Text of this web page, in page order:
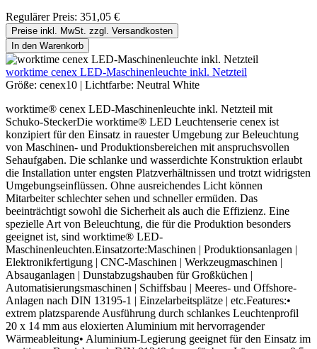
Regulärer Preis: 351,05 €
Preise inkl. MwSt. zzgl. Versandkosten
In den Warenkorb
worktime cenex LED-Maschinenleuchte inkl. Netzteil
Größe: cenex10 | Lichtfarbe: Neutral White
worktime® cenex LED-Maschinenleuchte inkl. Netzteil mit
Schuko-SteckerDie worktime® LED Leuchtenserie cenex ist
konzipiert für den Einsatz in rauester Umgebung zur Beleuchtung
von Maschinen- und Produktionsbereichen mit anspruchsvollen
Sehaufgaben. Die schlanke und wasserdichte Konstruktion erlaubt
die Installation unter engsten Platzverhältnissen und trotzt widrigsten
Umgebungseinflüssen. Ohne ausreichendes Licht können
Mitarbeiter schlechter sehen und schneller ermüden. Das
beeinträchtigt sowohl die Sicherheit als auch die Effizienz. Eine
spezielle Art von Beleuchtung, die für die Produktion besonders
geeignet ist, sind worktime® LED-
Maschinenleuchten.Einsatzorte:Maschinen | Produktionsanlagen |
Elektronikfertigung | CNC-Maschinen | Werkzeugmaschinen |
Absauganlagen | Dunstabzugshauben für Großküchen |
Automatisierungsmaschinen | Schiffsbau | Meeres- und Offshore-
Anlagen nach DIN 13195-1 | Einzelarbeitsplätze | etc.Features:•
extrem platzsparende Ausführung durch schlankes Leuchtenprofil
20 x 14 mm aus eloxierten Aluminium mit hervorragender
Wärmeableitung• Aluminium-Legierung geeignet für den Einsatz im